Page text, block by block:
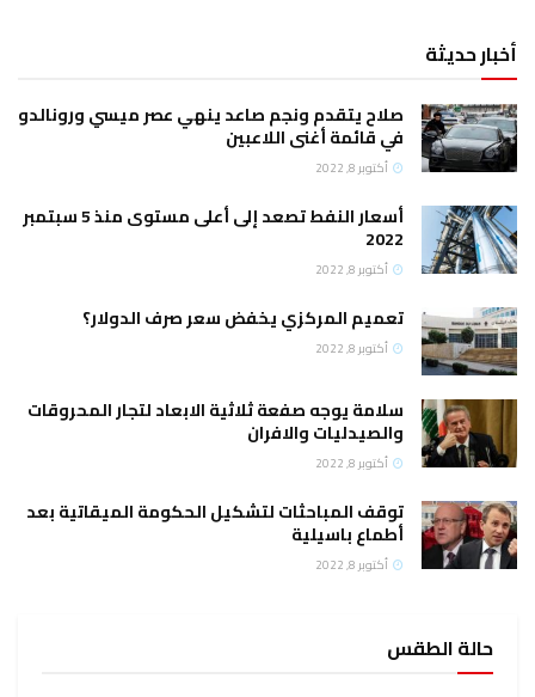
أخبار حديثة
صلاح يتقدم ونجم صاعد ينهي عصر ميسي ورونالدو
في قائمة أغنى اللاعبين
أكتوبر 8, 2022
أسعار النفط تصعد إلى أعلى مستوى منذ 5 سبتمبر
2022
أكتوبر 8, 2022
تعميم المركزي يخفض سعر صرف الدولار؟
أكتوبر 8, 2022
سلامة يوجه صفعة ثلاثية الابعاد لتجار المحروقات
والصيدليات والافران
أكتوبر 8, 2022
توقف المباحثات لتشكيل الحكومة الميقاتية بعد
أطماع باسيلية
أكتوبر 8, 2022
حالة الطقس